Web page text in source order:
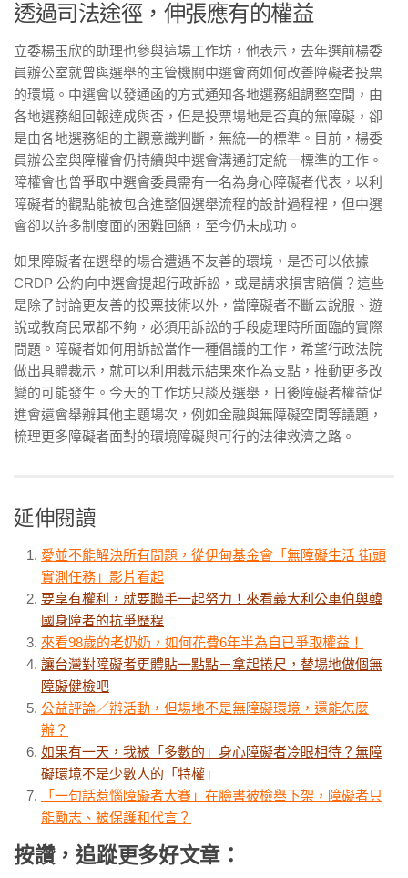
透過司法途徑，伸張應有的權益
立委楊玉欣的助理也參與這場工作坊，他表示，去年選前楊委
員辦公室就曾與選舉的主管機關中選會商如何改善障礙者投票
的環境。中選會以發通函的方式通知各地選務組調整空間，由
各地選務組回報達成與否，但是投票場地是否真的無障礙，卻
是由各地選務組的主觀意識判斷，無統一的標準。目前，楊委
員辦公室與障權會仍持續與中選會溝通訂定統一標準的工作。
障權會也曾爭取中選會委員需有一名為身心障礙者代表，以利
障礙者的觀點能被包含進整個選舉流程的設計過程裡，但中選
會卻以許多制度面的困難回絕，至今仍未成功。
如果障礙者在選舉的場合遭遇不友善的環境，是否可以依據
CRDP 公約向中選會提起行政訴訟，或是請求損害賠償？這些
是除了討論更友善的投票技術以外，當障礙者不斷去說服、遊
說或教育民眾都不夠，必須用訴訟的手段處理時所面臨的實際
問題。障礙者如何用訴訟當作一種倡議的工作，希望行政法院
做出具體裁示，就可以利用裁示結果來作為支點，推動更多改
變的可能發生。今天的工作坊只談及選舉，日後障礙者權益促
進會還會舉辦其他主題場次，例如金融與無障礙空間等議題，
梳理更多障礙者面對的環境障礙與可行的法律救濟之路。
延伸閱讀
愛並不能解決所有問題，從伊甸基金會「無障礙生活 街頭
實測任務」影片看起
要享有權利，就要聯手一起努力！來看義大利公車伯與韓
國身障者的抗爭歷程
來看98歲的老奶奶，如何花費6年半為自已爭取權益！
讓台灣對障礙者更體貼一點點－拿起捲尺，替場地做個無
障礙健檢吧
公益評論／辦活動，但場地不是無障礙環境，還能怎麼
辦？
如果有一天，我被「多數的」身心障礙者冷眼相待？無障
礙環境不是少數人的「特權」
「一句話惹惱障礙者大賽」在臉書被檢舉下架，障礙者只
能勵志、被保護和代言？
按讚，追蹤更多好文章：